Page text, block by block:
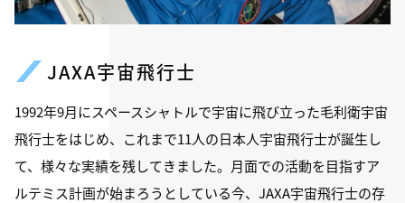
JAXA宇宙飛行士
1992年9月にスペースシャトルで宇宙に飛び立った毛利衛宇宙
飛行士をはじめ、これまで11人の日本人宇宙飛行士が誕生し
て、様々な実績を残してきました。月面での活動を目指すア
ルテミス計画が始まろうとしている今、JAXA宇宙飛行士の存